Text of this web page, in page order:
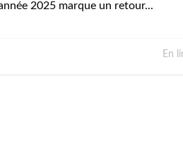
2025 marque un retour...
En